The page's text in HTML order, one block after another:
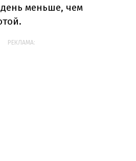
меньше, чем
РЕКЛАМА: